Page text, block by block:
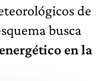
de
busca
en la